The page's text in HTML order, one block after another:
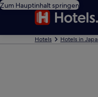
Zum Hauptinhalt springen
Hotels Hotels in